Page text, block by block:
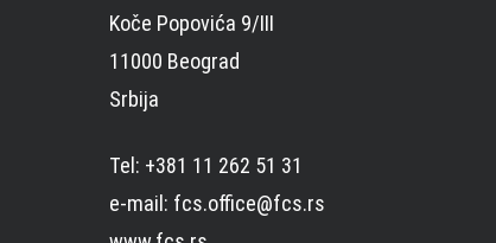
Koče Popovića 9/III
11000 Beograd
Srbija
Tel: +381 11 262 51 31
e-mail: fcs.office@fcs.rs